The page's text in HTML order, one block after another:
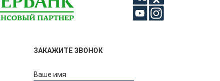
ЗАКАЖИТЕ ЗВОНОК
Ваше имя